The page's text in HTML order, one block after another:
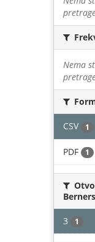
Nema
CSV 1
PDF 1
3 1